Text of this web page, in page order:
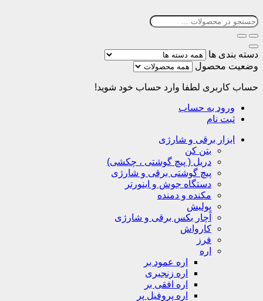
دسته بندی ها
وضعیت محصول
حساب کاربری لطفا وارد حساب خود شوید!
ورود به حساب
ثبت نام
ابزار برقی و شارژی
بتن کن
دریل ( پیچ گوشتی ، چکشی)
پیچ گوشتی برقی و شارژی
دستگاه جوش و اینورتر
مکنده و دمنده
پولیش
آچار بکس برقی و شارژی
کارواش
فرز
اره
اره عمود بر
اره زنجیری
اره افقی بر
اره پروفیل پر